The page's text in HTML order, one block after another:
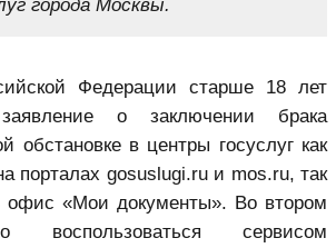
города Москвы.
Федерации старше 18 лет
о заключении брака
обстановке в центры госуслуг как
порталах gosuslugi.ru и mos.ru, так
офис «Мои документы». Во втором
воспользоваться сервисом